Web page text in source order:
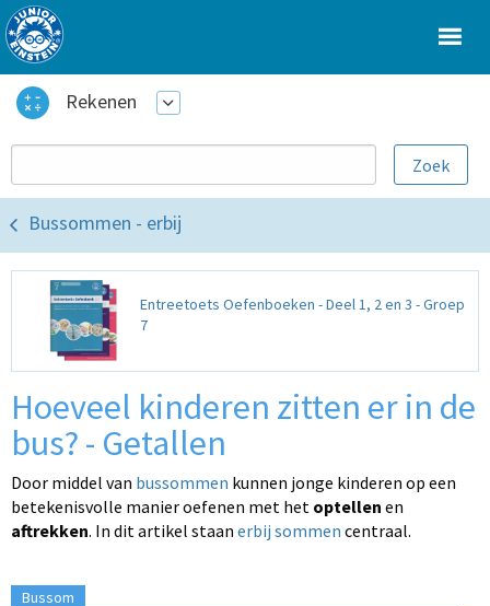
Rekenen
Bussommen - erbij
Entreetoets Oefenboeken - Deel 1, 2 en 3 - Groep
7
Hoeveel kinderen zitten er in de
bus? - Getallen
Door middel van bussommen kunnen jonge kinderen op een
betekenisvolle manier oefenen met het optellen en
aftrekken. In dit artikel staan erbij sommen centraal.
Bussom